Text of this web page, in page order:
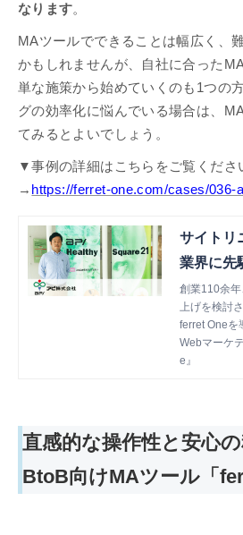
なります。
MAツールでできることは幅広く、
かもしれませんが、自社に合った
単な施策から始めていくのも1つの
グの効率化に悩んでいる場合は、
てみるとよいでしょう。
▼事例の詳細はこちらをご覧くださ
→ https://ferret-one.com/cases/036-
サイトリ
業界に先
を実行。
合わせを
創業110余
上げを検討
ferret Oneを
に取り組み
合わせが！
Webマーケ
e』
直感的な操作性と安心の
BtoB向けMAツール「